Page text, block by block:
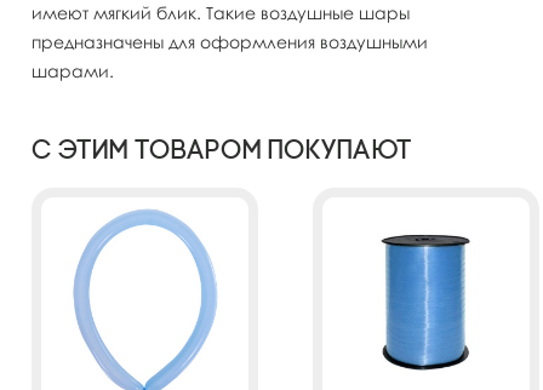
имеют мягкий блик. Такие воздушные шары
предназначены для оформления воздушными
шарами.
С этим товаром покупают